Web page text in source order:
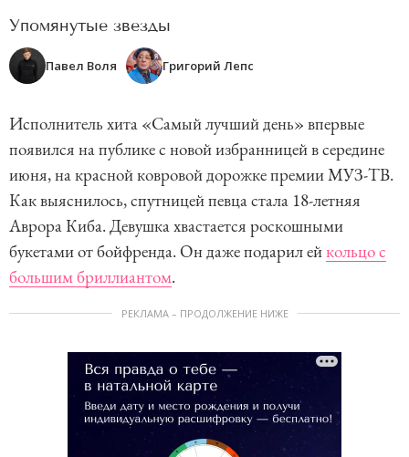
Упомянутые звезды
Павел Воля Григорий Лепс
Исполнитель хита «Самый лучший день» впервые
появился на публике с новой избранницей в середине
июня, на красной ковровой дорожке премии МУЗ-ТВ.
Как выяснилось, спутницей певца стала 18-летняя
Аврора Киба. Девушка хвастается роскошными
букетами от бойфренда. Он даже подарил ейкольцо с
большим бриллиантом.
РЕКЛАМА – ПРОДОЛЖЕНИЕ НИЖЕ